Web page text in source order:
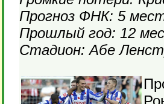
Прогноз ФНК: 5
Прошлый год: 12
Стадион: Абе